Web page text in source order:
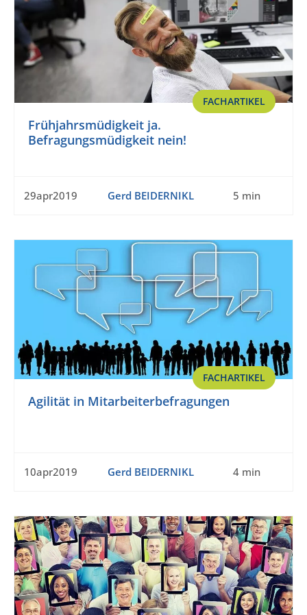
FACHARTIKEL
Frühjahrsmüdigkeit ja.
Befragungsmüdigkeit nein!
29apr2019 Gerd BEIDERNIKL 5 min
FACHARTIKEL
Agilität in Mitarbeiterbefragungen
10apr2019 Gerd BEIDERNIKL 4 min